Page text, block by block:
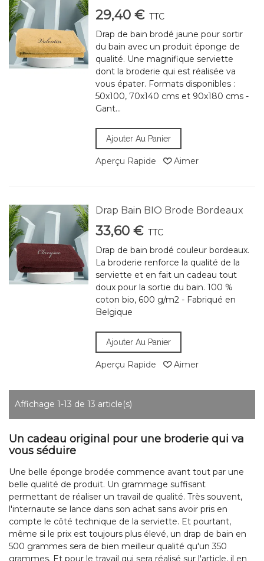
29,40 € TTC
Drap de bain brodé jaune pour sortir
du bain avec un produit éponge de
qualité. Une magnifique serviette
dont la broderie qui est réalisée va
vous épater. Formats disponibles :
50x100, 70x140 cms et 90x180 cms -
Gant...
Ajouter Au Panier
Aperçu Rapide Aimer
Drap Bain BIO Brode Bordeaux
33,60 € TTC
Drap de bain brodé couleur bordeaux.
La broderie renforce la qualité de la
serviette et en fait un cadeau tout
doux pour la sortie du bain. 100 %
coton bio, 600 g/m2 - Fabriqué en
Belgique
Ajouter Au Panier
Aperçu Rapide Aimer
Affichage 1-13 de 13 article(s)
Un cadeau original pour une broderie qui va
vous séduire
Une belle éponge brodée commence avant tout par une
belle qualité de produit. Un grammage suffisant
permettant de réaliser un travail de qualité. Très souvent,
l'internaute se lance dans son achat sans avoir pris en
compte le côté technique de la serviette. Et pourtant,
même si le prix est toujours plus élevé, un drap de bain en
500 grammes sera de bien meilleur qualité qu'un 350
grammes. Et pour le travail qui sera réalisé sur l'article, il en